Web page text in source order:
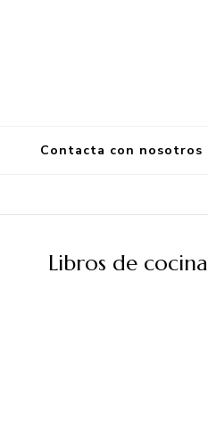
Contacta con nosotros
Libros de cocina